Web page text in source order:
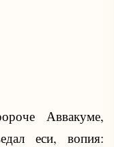
Аввакуме,
еси, вопия: